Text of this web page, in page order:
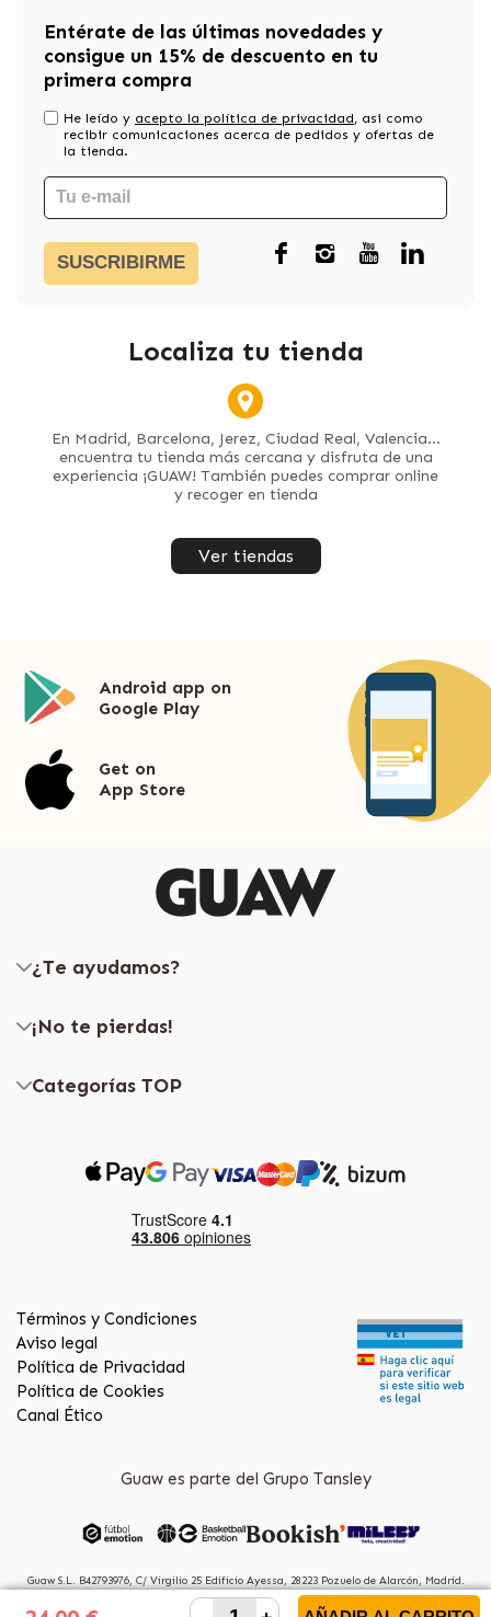
Entérate de las últimas novedades y
consigue un 15% de descuento en tu
primera compra
He leído y acepto la política de privacidad, asi como
recibir comunicaciones acerca de pedidos y ofertas de
la tienda.
SUSCRIBIRME
Localiza tu tienda
En Madrid, Barcelona, Jerez, Ciudad Real, Valencia...
encuentra tu tienda más cercana y disfruta de una
experiencia ¡GUAW! También puedes comprar online
y recoger en tienda
Ver tiendas
Android app on
Google Play
Get on
App Store
¿Te ayudamos?
¡No te pierdas!
Categorías TOP
Términos y Condiciones
Aviso legal
Política de Privacidad
Política de Cookies
Canal Ético
Guaw es parte del Grupo Tansley
Guaw S.L. B42793976, C/ Virgilio 25 Edificio Ayessa, 28223 Pozuelo de Alarcón, Madrid.
(Spain)